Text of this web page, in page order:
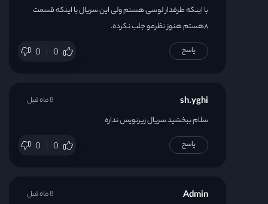
با اینکه طرفدار لوسی هستم ولی این سریال با اینکه قسمت
۸هستم هنوز نظرمو جلب نکرده.
0 0 پاسخ
sh.yghi
سلام ببخشید سریال زیرنویس نداره
0 0
8 ماه قبل
پاسخ
Admin 8 ماه قبل